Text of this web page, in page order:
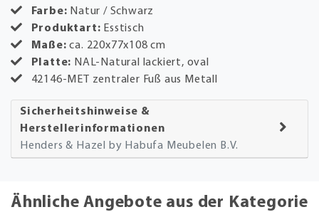
Farbe: Natur / Schwarz
Produktart: Esstisch
Maße:ca. 220x77x108 cm
Platte: NAL-Natural lackiert, oval
42146-MET zentraler Fuß aus Metall
Sicherheitshinweise &
Herstellerinformationen
Henders & Hazel by Habufa Meubelen B.V.
Ähnliche Angebote aus der Kategorie